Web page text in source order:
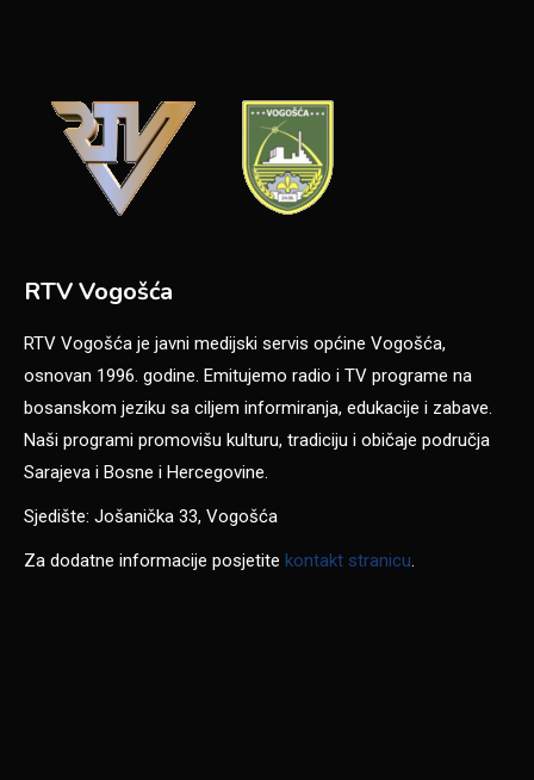
RTV Vogošća
RTV Vogošća je javni medijski servis općine Vogošća,
osnovan 1996. godine. Emitujemo radio i TV programe na
bosanskom jeziku sa ciljem informiranja, edukacije i zabave.
Naši programi promovišu kulturu, tradiciju i običaje područja
Sarajeva i Bosne i Hercegovine.
Sjedište: Jošanička 33, Vogošća
Za dodatne informacije posjetite kontakt stranicu.